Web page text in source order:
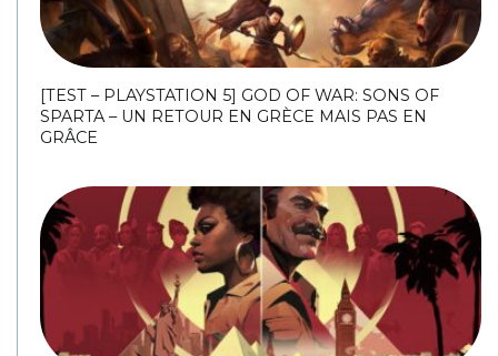
[TEST – PLAYSTATION 5] GOD OF WAR: SONS OF
SPARTA – UN RETOUR EN GRÈCE MAIS PAS EN
GRÂCE